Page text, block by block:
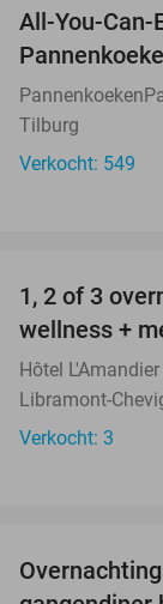
All-You-Can-
Tilburg
Verkocht: 549
TODAY
1, 2 of 3
wellness +
Hôtel L'Amandier
Libramont-
Verkocht: 3